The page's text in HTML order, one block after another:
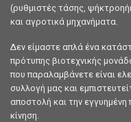
(ρυθμιστές τάσης,
και αγροτικά μηχανήματα.
Δεν είμαστε απλά ένα
πρότυπης βιοτεχνικής
που παραλαμβάνετε είναι
συλλογή μας και
αποστολή και την
κίνηση.